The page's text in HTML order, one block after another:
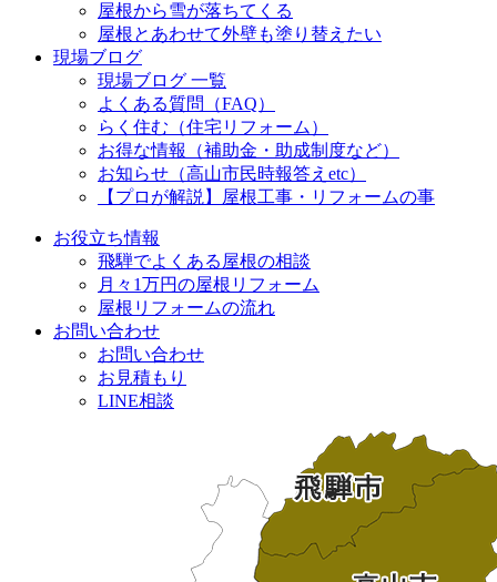
屋根から雪が落ちてくる
屋根とあわせて外壁も塗り替えたい
現場ブログ
現場ブログ 一覧
よくある質問（FAQ）
らく住む（住宅リフォーム）
お得な情報（補助金・助成制度など）
お知らせ（高山市民時報答えetc）
【プロが解説】屋根工事・リフォームの事
お役立ち情報
飛騨でよくある屋根の相談
月々1万円の屋根リフォーム
屋根リフォームの流れ
お問い合わせ
お問い合わせ
お見積もり
LINE相談